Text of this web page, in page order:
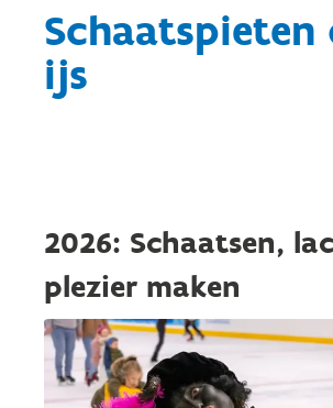
ijs
2026: Schaatsen,
plezier maken